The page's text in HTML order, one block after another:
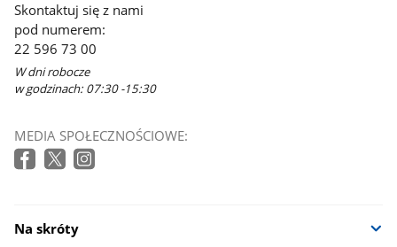
Skontaktuj się z nami
pod numerem:
22 596 73 00
W dni robocze
w godzinach: 07:30 -15:30
MEDIA SPOŁECZNOŚCIOWE:
Na skróty